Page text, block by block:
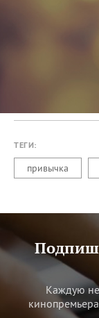
ТЕГИ:
привычка
Каждую